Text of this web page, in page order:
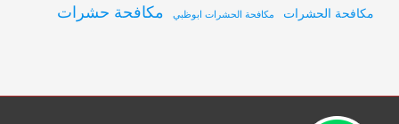
مكافحة الحشرات مكافحة الحشرات ابوظبي مكافحة حشرات